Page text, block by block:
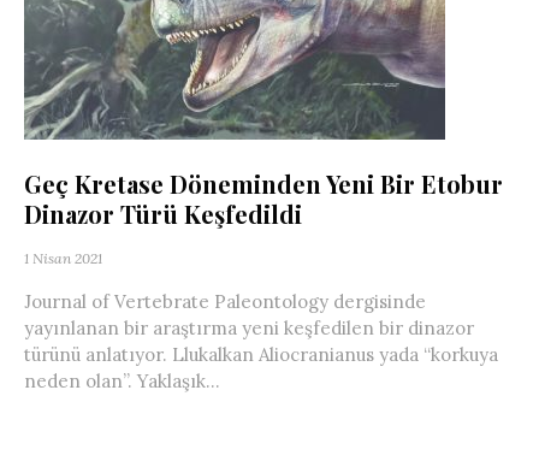
Geç Kretase Döneminden Yeni Bir Etobur
Dinazor Türü Keşfedildi
1 Nisan 2021
Journal of Vertebrate Paleontology dergisinde
yayınlanan bir araştırma yeni keşfedilen bir dinazor
türünü anlatıyor. Llukalkan Aliocranianus yada “korkuya
neden olan”. Yaklaşık...